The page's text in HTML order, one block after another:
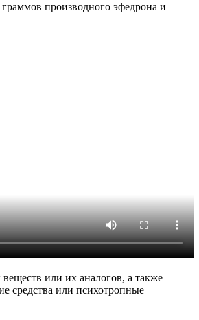
производного эфедрона и
или их аналогов, а также
средства или психотропные